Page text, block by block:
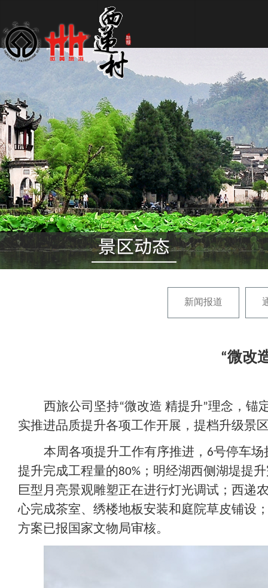
新闻报道
“微改
西旅公司坚持“微改造 精提升”理念，锚
实推进品质提升各项工作开展，提档升级景
本周各项提升工作有序推进， 6号停车场
提升完成工程量的80% ；明经湖西侧湖堤提
巨型月亮景观雕塑正在进行灯光调试；西递
心完成茶室、绣楼地板安装和庭院草皮铺设
方案已报国家文物局审核。